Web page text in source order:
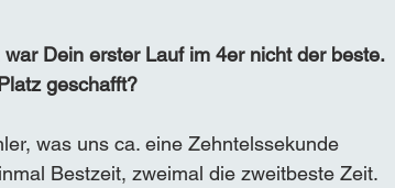
Dein erster Lauf im 4er nicht der beste.
geschafft?
was uns ca. eine Zehntelssekunde
Bestzeit, zweimal die zweitbeste Zeit.